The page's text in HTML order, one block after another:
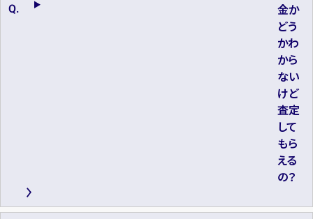
金か
どう
かわ
から
ない
けど
査定
して
もら
える
の？